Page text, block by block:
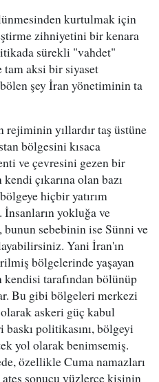
kurtulmak için
zihniyetini bir kenara
sürekli "vahdet"
tam aksi bir siyaset
şey İran yönetiminin ta
yıllardır taş üstüne
bölgesini kısaca
ve çevresini gezen bir
çıkarına olan bazı
hiçbir yatırım
İnsanların yokluğa ve
sebebinin ise Sünni ve
Yani İran'ın
bölgelerinde yaşayan
tarafından bölünüp
Bu gibi bölgeleri merkezi
askeri güç kabul
politikasını, bölgeyi
yol olarak benimsemiş.
özellikle Cuma namazları
ateş sonucu yüzlerce kişinin